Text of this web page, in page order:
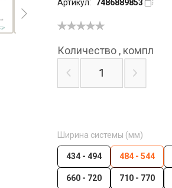
Артикул: 7486889853
Ширина системы (мм)
434 - 494 484 - 544
660 - 720 710 - 770
Количество , компл